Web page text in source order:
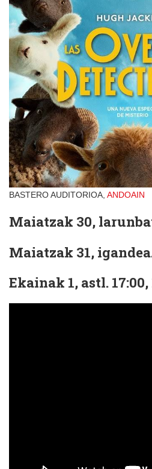
BASTERO AUDITORIOA, ANDOAIN
Maiatzak 30,
Maiatzak 31,
Ekainak 1, astl. 17:00,